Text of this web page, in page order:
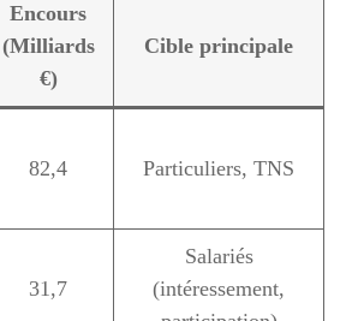
Encours
(Milliards
€)
Cible principale
82,4 Particuliers, TNS
31,7
Salariés
(intéressement,